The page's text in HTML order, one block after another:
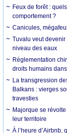
Feux de forêt :
comportement ?
Canicules,
Tuvalu veut
niveau des eaux
Réglementation
droits humains
La transgression
Balkans : vierges
travesties
Majorque se
leur territoire
À l’heure